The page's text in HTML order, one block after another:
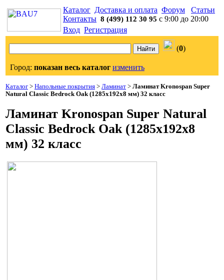
Каталог Доставка и оплата Форум
Статьи
Контакты 8 (499) 112 30 95 с 9:00 до 20:00
Вход Регистрация
(0)
Город: показан весь каталог изменить
Каталог > Напольные покрытия > Ламинат > Ламинат Kronospan Super
Natural Classic Bedrock Oak (1285x192x8 мм) 32 класс
Ламинат Kronospan Super Natural
Classic Bedrock Oak (1285x192x8
мм) 32 класс